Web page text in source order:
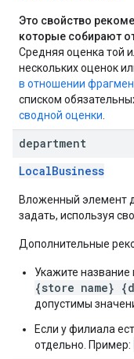
Это свойство
которые собирают
Средняя оценка той
нескольких оценок
в отношении
списком
сводной оценки
department
LocalBusiness
Вложенный элемент
задать, используя
Дополнительные
Укажите название
{store name}
допустимы
Если у филиала
отдельно. Пример: